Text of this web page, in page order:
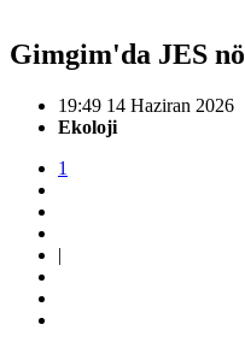
Gimgim'da JES
19:49 14 Haziran 2026
Ekoloji
1
|